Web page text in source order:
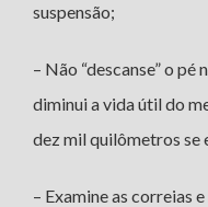
suspensão;
– Não “descanse” o
diminui a vida útil do
dez mil quilômetros se
– Examine as correias